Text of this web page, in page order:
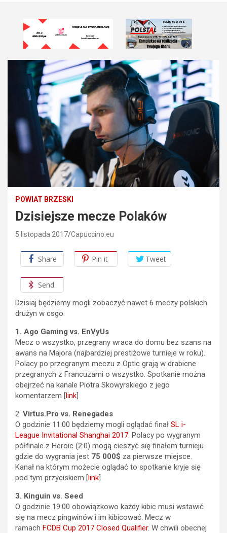
POWIAT BRZESKI
Dzisiejsze mecze Polaków
5 listopada 2017 Capuccino.eu
Share Pin it Tweet
Send
Dzisiaj będziemy mogli zobaczyć nawet 6 meczy polskich
drużyn w csgo.
1. Ago Gaming vs. EnVyUs
Mecz o wszystko, przegrany wraca do domu bez szans na
awans na Majora (najbardziej prestiżowe turnieje w roku).
Polacy po przegranym meczu z Optic grają w drabicne
przegranych z Francuzami o wszystko. Spotkanie można
obejrzeć na kanale Piotra Skowyrskiego z jego
komentarzem [link]
2. Virtus.Pro vs. Renegades
O godzinie 11:00 będziemy mogli oglądać finał SL i-
League Invitational Shanghai 2017. Polacy po wygranym
półfinale z Heroic (2:0) mogą cieszyć się finałem turnieju
gdzie do wygrania jest 75 000$ za pierwsze miejsce.
Kanał na którym możecie oglądać to spotkanie kryje się
pod tym przyciskiem [link]
3. Kinguin vs. Seed
O godzinie 19:00 obowiązkowo każdy kibic musi wstawić
się na mecz pingwinów i im kibicować. Mecz w
ramach FCDB Cup 2017 Closed Qualifier. W chwili obecnej